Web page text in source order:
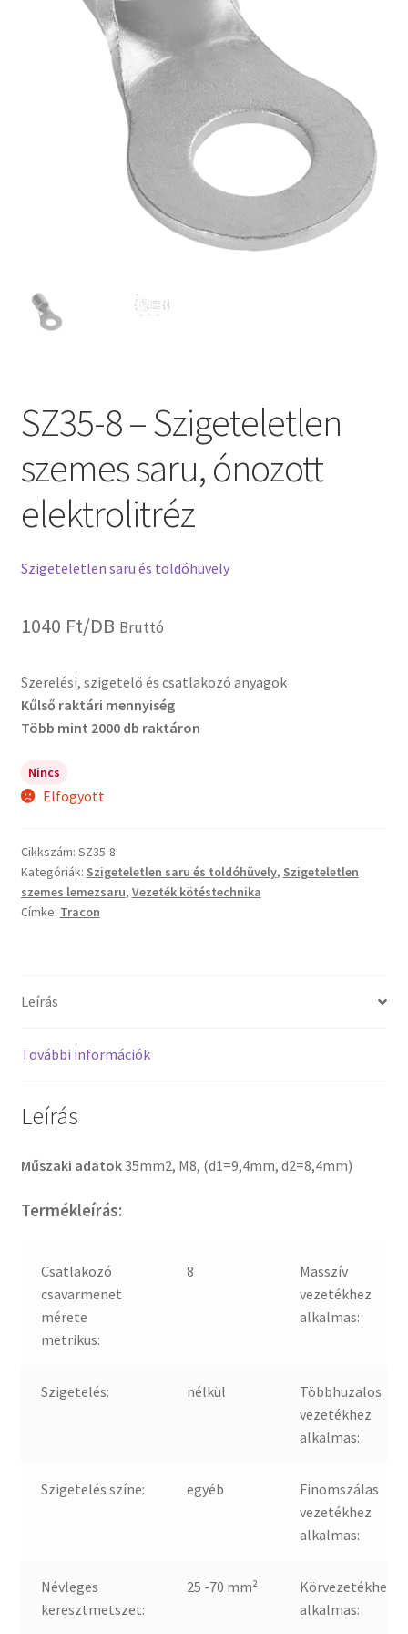
SZ35-8 – Szigeteletlen
szemes saru, ónozott
elektrolitréz
Szigeteletlen saru és toldóhüvely
1040 Ft/DB Bruttó
Szerelési, szigetelő és csatlakozó anyagok
Kűlső raktári mennyiség
Több mint 2000 db raktáron
Nincs
Elfogyott
Cikkszám: SZ35-8
Kategóriák: Szigeteletlen saru és toldóhüvely, Szigeteletlen
szemes lemezsaru, Vezeték kötéstechnika
Címke: Tracon
Leírás
További információk
Leírás
Műszaki adatok35mm2, M8, (d1=9,4mm, d2=8,4mm)
Termékleírás:
Csatlakozó
csavarmenet
mérete
metrikus:
8
Masszív
vezetékhez
alkalmas:
Szigetelés: nélkül
Többhuzalos
vezetékhez
alkalmas:
Szigetelés színe: egyéb
Finomszálas
vezetékhez
alkalmas:
Névleges
keresztmetszet:
25 -70 mm²
Körvezetékhez
alkalmas: